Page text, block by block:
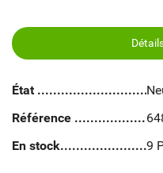
État
Référence
En stock
9